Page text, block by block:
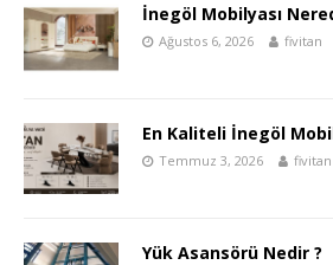
İnegöl Mobilyası
Ağustos 6, 2026 fivitan
En Kaliteli İnegöl
Temmuz 3, 2026 fivitan
Yük Asansörü Nedir ?